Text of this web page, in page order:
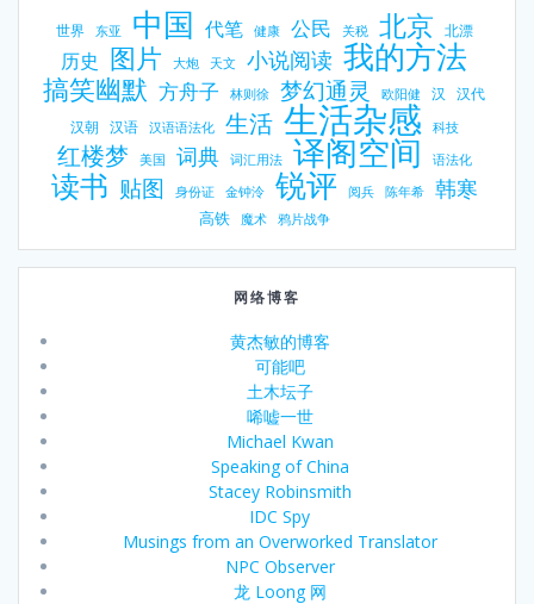
世界 东亚 中国 代笔 健康 公民 关税 北京 北漂
历史 图片 大炮 天文 小说阅读 我的方法
搞笑幽默 方舟子 林则徐 梦幻通灵 欧阳健 汉 汉代
汉朝 汉语 汉语语法化 生活 生活杂感 科技
红楼梦 美国 词典 词汇用法 译阁空间 语法化
读书 贴图 身份证 金钟泠 锐评 阅兵 陈年希 韩寒
高铁 魔术 鸦片战争
网络博客
黄杰敏的博客
可能吧
土木坛子
唏嘘一世
Michael Kwan
Speaking of China
Stacey Robinsmith
IDC Spy
Musings from an Overworked Translator
NPC Observer
龙 Loong 网